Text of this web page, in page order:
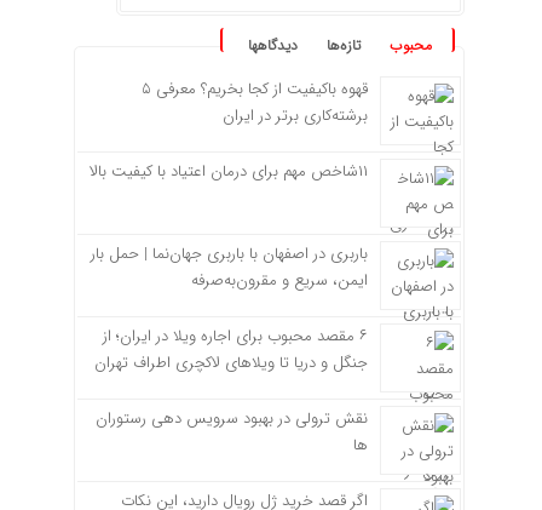
محبوب تازه‌ها دیدگاهها
قهوه باکیفیت از کجا بخریم؟ معرفی ۵
برشته‌کاری برتر در ایران
۱۱شاخص مهم برای درمان اعتیاد با کیفیت بالا
باربری در اصفهان با باربری جهان‌نما | حمل بار
ایمن، سریع و مقرون‌به‌صرفه
۶ مقصد محبوب برای اجاره ویلا در ایران؛ از
جنگل و دریا تا ویلاهای لاکچری اطراف تهران
نقش ترولی در بهبود سرویس دهی رستوران
ها
اگر قصد خرید ژل رویال دارید، این نکات